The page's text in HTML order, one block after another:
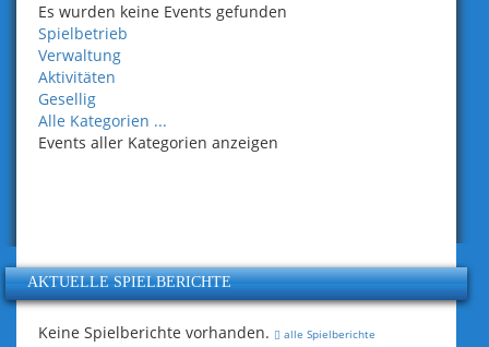
Es wurden keine Events gefunden
Limite
der
Paginierungsliste
Spielbetrieb
Verwaltung
Aktivitäten
Gesellig
Alle Kategorien ...
Events aller Kategorien anzeigen
AKTUELLE SPIELBERICHTE
Keine Spielberichte vorhanden. alle Spielberichte